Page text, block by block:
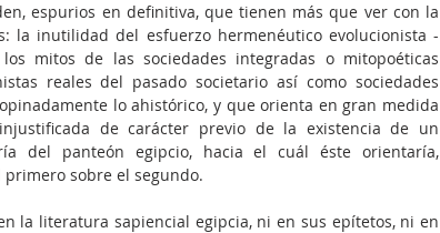
espurios en definitiva, que tienen más que ver con la
la inutilidad del esfuerzo hermenéutico evolucionista -
mitos de las sociedades integradas o mitopoéticas
reales del pasado societario así como sociedades
lo ahistórico, y que orienta en gran medida
de carácter previo de la existencia de un
del panteón egipcio, hacia el cuál éste orientaría,
primero sobre el segundo.
la literatura sapiencial egipcia, ni en sus epítetos, ni en